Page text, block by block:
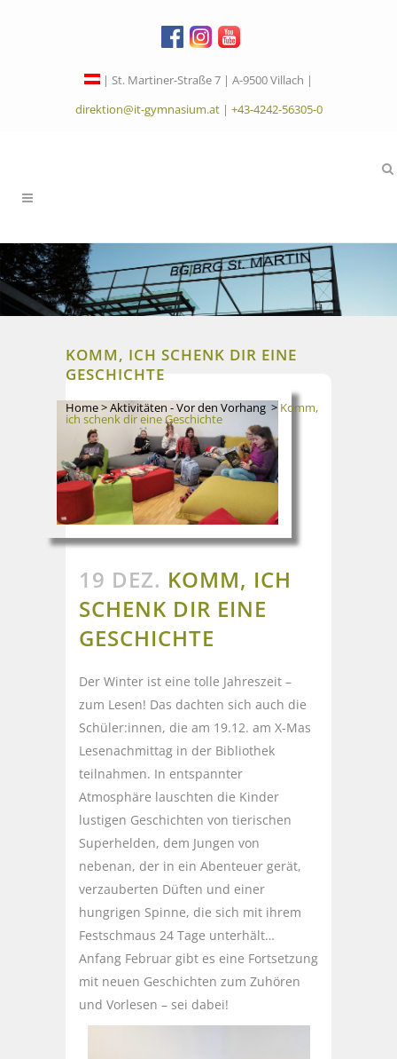
| St. Martiner-Straße 7 | A-9500 Villach |
direktion@it-gymnasium.at| +43-4242-56305-0
KOMM, ICH SCHENK DIR EINE
GESCHICHTE
Home>Aktivitäten - Vor den Vorhang > Komm,
ich schenk dir eine Geschichte
19 DEZ. KOMM, ICH
SCHENK DIR EINE
GESCHICHTE
Der Winter ist eine tolle Jahreszeit –
zum Lesen! Das dachten sich auch die
Schüler:innen, die am 19.12. am X-Mas
Lesenachmittag in der Bibliothek
teilnahmen. In entspannter
Atmosphäre lauschten die Kinder
lustigen Geschichten von tierischen
Superhelden, dem Jungen von
nebenan, der in ein Abenteuer gerät,
verzauberten Düften und einer
hungrigen Spinne, die sich mit ihrem
Festschmaus 24 Tage unterhält…
Anfang Februar gibt es eine Fortsetzung
mit neuen Geschichten zum Zuhören
und Vorlesen – sei dabei!